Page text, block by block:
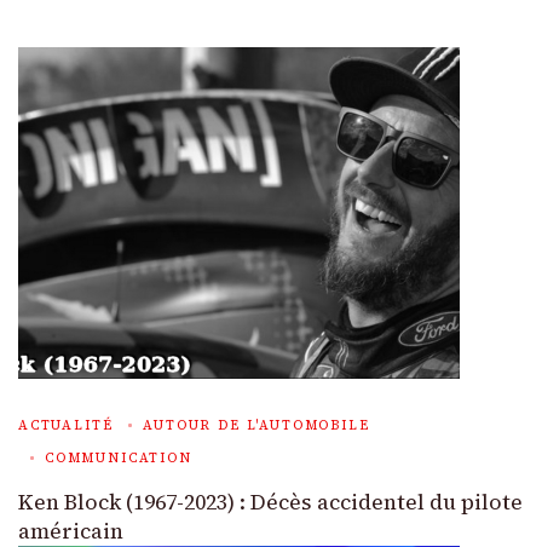
ACTUALITÉ
AUTOUR DE L'AUTOMOBILE
COMMUNICATION
Ken Block (1967-2023) : Décès accidentel du pilote
américain